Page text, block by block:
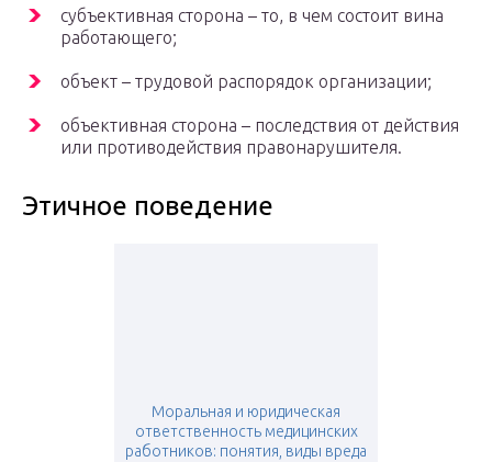
субъективная сторона – то, в чем состоит вина
работающего;
объект – трудовой распорядок организации;
объективная сторона – последствия от действия
или противодействия правонарушителя.
Этичное поведение
Моральная и юридическая
ответственность медицинских
работников: понятия, виды вреда